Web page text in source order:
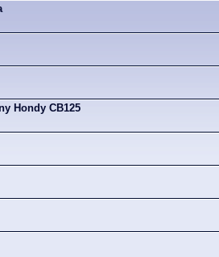
Hondy CB125